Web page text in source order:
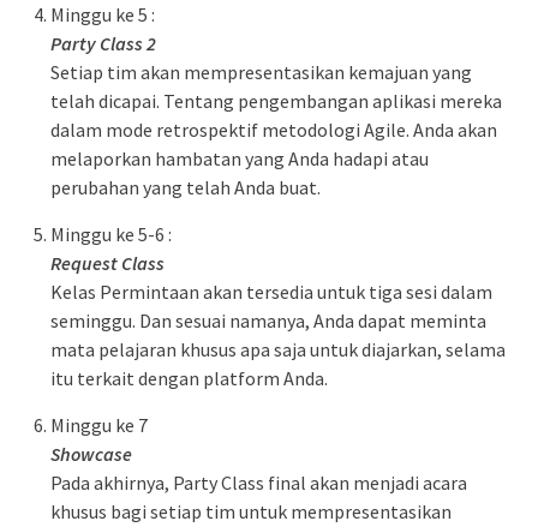
Minggu ke 5 :
Party Class 2
Setiap tim akan mempresentasikan kemajuan yang
telah dicapai. Tentang pengembangan aplikasi mereka
dalam mode retrospektif metodologi Agile. Anda akan
melaporkan hambatan yang Anda hadapi atau
perubahan yang telah Anda buat.
Minggu ke 5-6 :
Request Class
Kelas Permintaan akan tersedia untuk tiga sesi dalam
seminggu. Dan sesuai namanya, Anda dapat meminta
mata pelajaran khusus apa saja untuk diajarkan, selama
itu terkait dengan platform Anda.
Minggu ke 7
Showcase
Pada akhirnya, Party Class final akan menjadi acara
khusus bagi setiap tim untuk mempresentasikan